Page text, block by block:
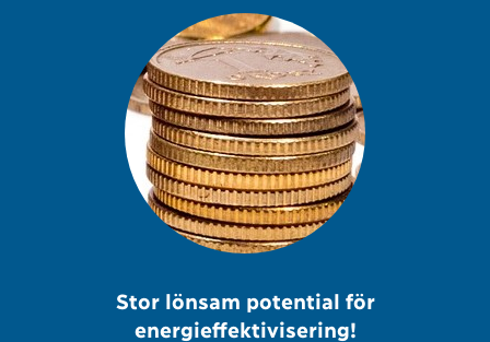
Stor lönsam potential för
energieffektivisering!